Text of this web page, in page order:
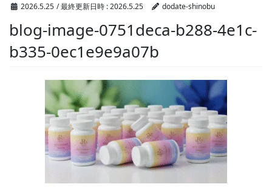
2026.5.25 / 最終更新日時 :2026.5.25 dodate-shinobu
blog-image-0751deca-b288-4e1c-
b335-0ec1e9e9a07b